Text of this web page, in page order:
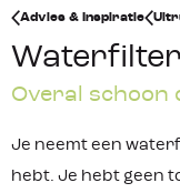
Advies & Inspiratie
Overal
Je neemt een
hebt. Je hebt geen